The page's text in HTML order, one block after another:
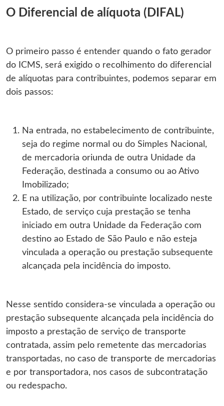
O Diferencial de alíquota (DIFAL)
O primeiro passo é entender quando o fato gerador
do ICMS, será exigido o recolhimento do diferencial
de alíquotas para contribuintes, podemos separar em
dois passos:
Na entrada, no estabelecimento de contribuinte,
seja do regime normal ou do Simples Nacional,
de mercadoria oriunda de outra Unidade da
Federação, destinada a consumo ou ao Ativo
Imobilizado;
E na utilização, por contribuinte localizado neste
Estado, de serviço cuja prestação se tenha
iniciado em outra Unidade da Federação com
destino ao Estado de São Paulo e não esteja
vinculada a operação ou prestação subsequente
alcançada pela incidência do imposto.
Nesse sentido considera-se vinculada a operação ou
prestação subsequente alcançada pela incidência do
imposto a prestação de serviço de transporte
contratada, assim pelo remetente das mercadorias
transportadas, no caso de transporte de mercadorias
e por transportadora, nos casos de subcontratação
ou redespacho.